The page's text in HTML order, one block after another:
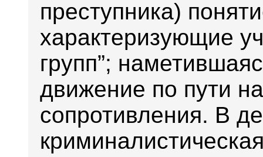
преступника)
характеризующие
групп”;
движение по пути
сопротивления. В